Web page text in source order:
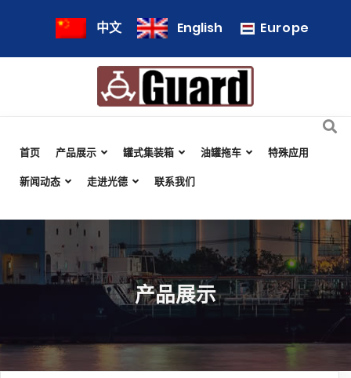
中文 English Europe
首页 产品展示 罐式集装箱 油罐拖车 特殊应用
新闻动态 走进光德 联系我们
产品展示